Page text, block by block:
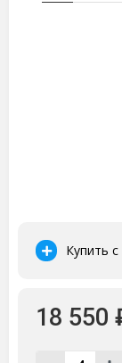
Купить
18 550